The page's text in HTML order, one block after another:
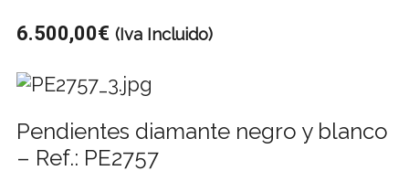
6.500,00€ (Iva Incluido)
Pendientes diamante negro y blanco
– Ref.: PE2757